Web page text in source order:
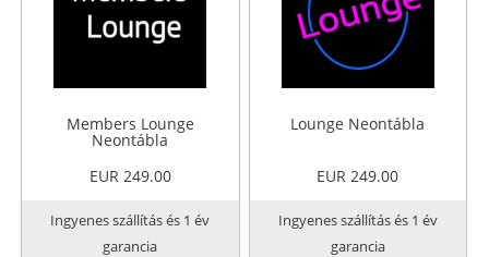
Members Lounge
Neontábla
EUR 249.00
Ingyenes szállítás és 1 év
garancia
Lounge Neontábla
EUR 249.00
Ingyenes szállítás és 1 év
garancia